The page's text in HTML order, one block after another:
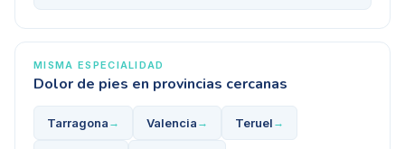
MISMA ESPECIALIDAD
Dolor de pies en provincias cercanas
Tarragona → Valencia → Teruel →